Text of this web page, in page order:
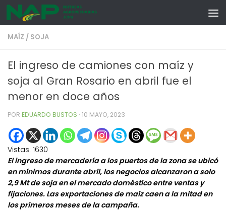
Skip to content
MAÍZ / SOJA
El ingreso de camiones con maíz y
soja al Gran Rosario en abril fue el
menor en doce años
POR EDUARDO BUSTOS · 10 MAYO, 2023
Vistas: 1630
El ingreso de mercadería a los puertos de la zona se ubicó
en mínimos durante abril, los negocios alcanzaron a solo
2,9 Mt de soja en el mercado doméstico entre ventas y
fijaciones. Las exportaciones de maíz caen a la mitad en
los primeros meses de la campaña.